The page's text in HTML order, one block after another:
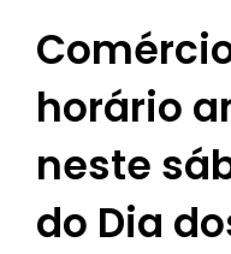
horário
neste
do Dia